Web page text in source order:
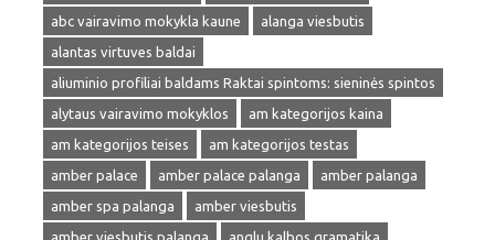
abc vairavimo mokykla kaune
alanga viesbutis
alantas virtuves baldai
aliuminio profiliai baldams Raktai spintoms: sieninės spintos
alytaus vairavimo mokyklos
am kategorijos kaina
am kategorijos teises
am kategorijos testas
amber palace
amber palace palanga
amber palanga
amber spa palanga
amber viesbutis
amber viesbutis palanga
anglu kalbos gramatika